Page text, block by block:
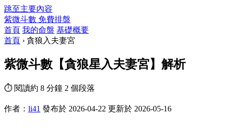
跳至主要內容
紫微斗數 免費排盤
首頁 我的命盤 基礎概要
首頁 › 貪狼入夫妻宮
紫微斗數【貪狼星入夫妻宮】解析
⏱ 閱讀約 8 分鐘 2 個段落
作者： li41 發布於 2026-04-22 更新於 2026-05-16